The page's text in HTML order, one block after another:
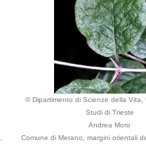
© Dipartimento di Scienze della Vita,
Studi di Trieste
Andrea Moro
Comune di Merano, margini orientali